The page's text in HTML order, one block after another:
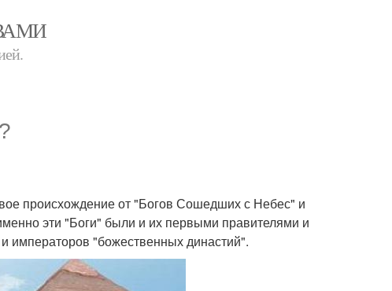
происхождение от "Богов Сошедших с Небес" и
эти "Боги" были и их первыми правителями и
императоров "божественных династий".